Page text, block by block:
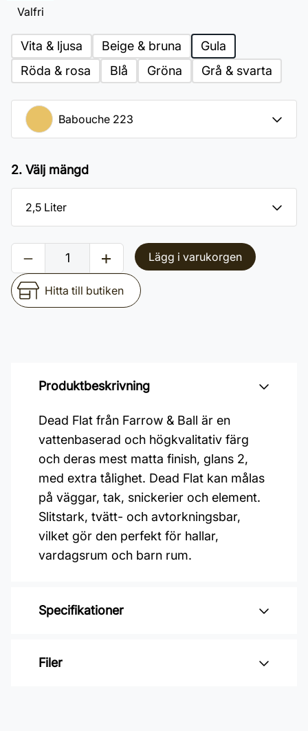
Valfri
Vita & ljusa Beige & bruna
Gula
Röda & rosa
Blå Gröna Grå & svarta
2. Välj mängd
Lägg i varukorgen
Hitta till butiken
Produktbeskrivning
Dead Flat från Farrow & Ball är en
vattenbaserad och högkvalitativ färg
och deras mest matta finish, glans 2,
med extra tålighet. Dead Flat kan målas
på väggar, tak, snickerier och element.
Slitstark, tvätt- och avtorkningsbar,
vilket gör den perfekt för hallar,
vardagsrum och barn rum.
Specifikationer
Varumärke: Farrow & Ball
Filer